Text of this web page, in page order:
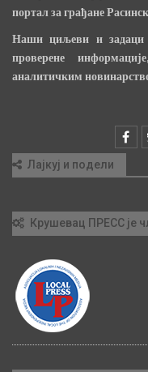
портал за грађане
Наши циљеви и задаци
проверене
аналитичким
Лајкуј и подели
Крушевац ПРЕСС је